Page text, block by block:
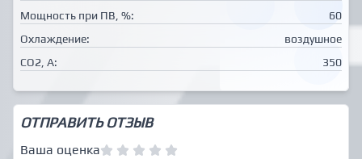
Мощность при ПВ, %:
60
Охлаждение:
воздушное
CO2, А:
350
ОТПРАВИТЬ ОТЗЫВ
Ваша оценка